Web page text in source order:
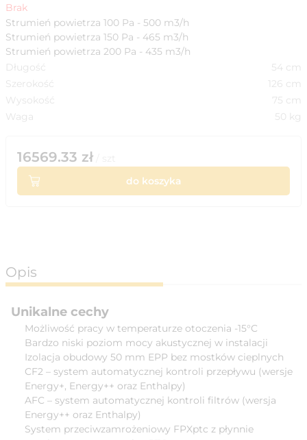
Brak
Strumień powietrza 100 Pa - 500 m3/h
Strumień powietrza 150 Pa - 465 m3/h
Strumień powietrza 200 Pa - 435 m3/h
Długość
54 cm
Szerokość
126 cm
Wysokość
75 cm
Waga
50 kg
16569.33 zł
do koszyka
Opis
Unikalne cechy
Możliwość pracy w temperaturze otoczenia -15°C
Bardzo niski poziom mocy akustycznej w instalacji
Izolacja obudowy 50 mm EPP bez mostków cieplnych
CF2 – system automatycznej kontroli przepływu (wersje
Energy+, Energy++ oraz Enthalpy)
AFC – system automatycznej kontroli filtrów (wersja
Energy++ oraz Enthalpy)
System przeciwzamrożeniowy FPXptc z płynnie